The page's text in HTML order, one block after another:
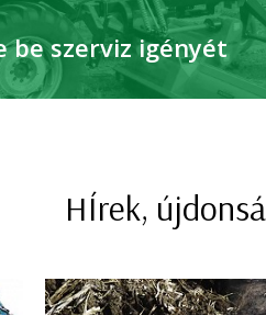
szerviz igényét
HÍrek,